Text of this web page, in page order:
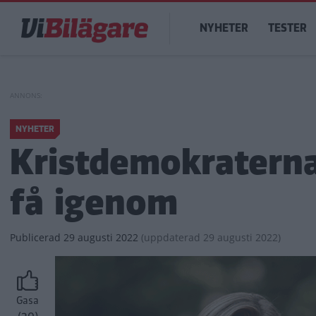
huvudinnehåll
Main
navigation
NYHETER TESTER
NYHETER
få igenom
Publicerad 29 augusti 2022 (uppdaterad 29 augusti 2022)
Gasa